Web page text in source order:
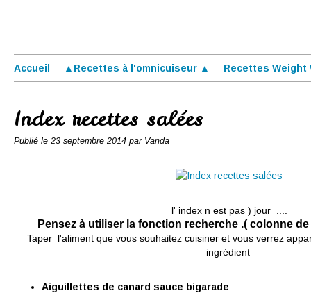
Accueil ▲Recettes à l'omnicuiseur ▲ Recettes Weight
Index recettes salées
Publié le 23 septembre 2014 par Vanda
l' index n est pas ) jour ....
Pensez à utiliser la fonction recherche .( colonne
Taper l'aliment que vous souhaitez cuisiner et vous verrez
ingrédient
Aiguillettes de canard sauce bigarade